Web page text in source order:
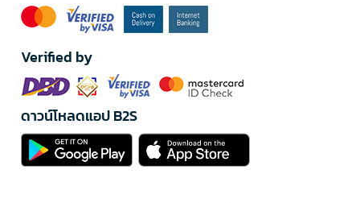
Verified by
ดาวน์โหลดแอป B2S